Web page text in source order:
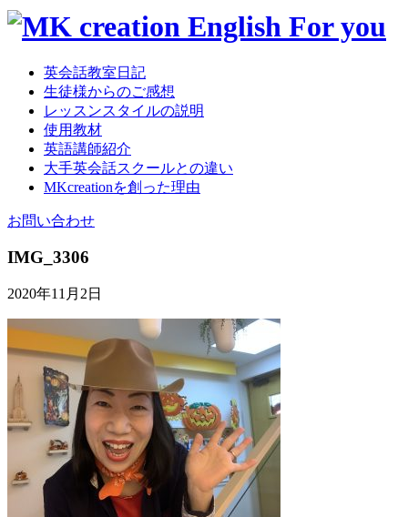
英会話教室日記
生徒様からのご感想
レッスンスタイルの説明
使用教材
英語講師紹介
大手英会話スクールとの違い
MKcreationを創った理由
お問い合わせ
IMG_3306
2020年11月2日